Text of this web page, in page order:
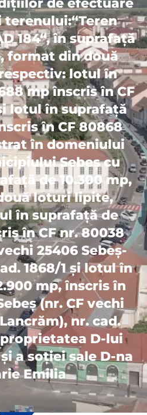
de efectuare
184“, în suprafață
format din două
lotul în
mp înscris în CF
lotul în suprafață
în CF 80868
în domeniului
Sebeș cu
de 10.300 mp,
loturi lipite,
în suprafață de
în CF nr. 80038
25406 Sebeș-
1868/1 și lotul în
mp, înscris în
(nr. CF vechi
nr. cad.
D-lui
a soției sale D-na
Emilia